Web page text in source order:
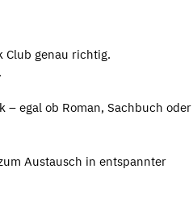
Club genau richtig.
egal ob Roman, Sachbuch oder
Austausch in entspannter